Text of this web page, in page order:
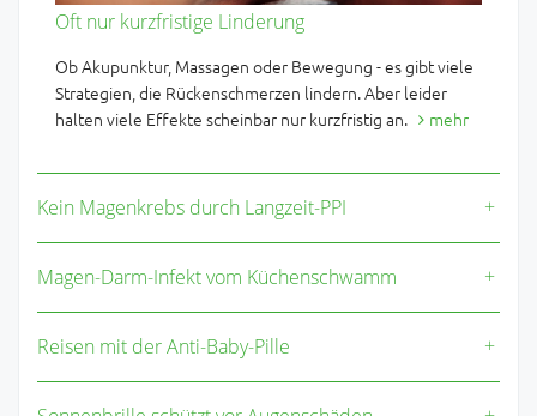
Oft nur kurzfristige Linderung
Ob Akupunktur, Massagen oder Bewegung - es gibt viele
Strategien, die Rückenschmerzen lindern. Aber leider
halten viele Effekte scheinbar nur kurzfristig an.
mehr
Kein Magenkrebs durch Langzeit-PPI
Magen-Darm-Infekt vom Küchenschwamm
Reisen mit der Anti-Baby-Pille